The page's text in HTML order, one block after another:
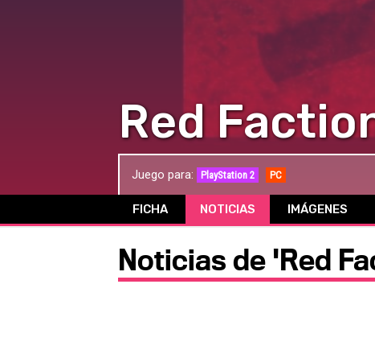
Red
Juego para: PlayStation 2 PC
FICHA NOTICIAS IMÁGENES
Noticias de 'Red